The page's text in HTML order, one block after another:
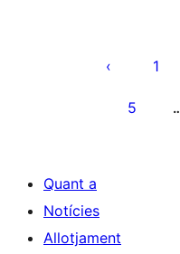
entrades
1
5
Quant a
Notícies
Allotjament